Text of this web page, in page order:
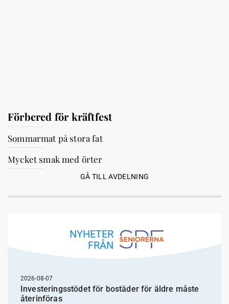
Förbered för kräftfest
Sommarmat på stora fat
Mycket smak med örter
GÅ TILL AVDELNING
NYHETER
FRÅN
2026-08-07
Investeringsstödet för bostäder för äldre måste
återinföras